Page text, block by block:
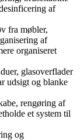
af
fra møbler,
af
organiseret
glasoverflader
udsigt og blanke
rengøring af
et system til
og